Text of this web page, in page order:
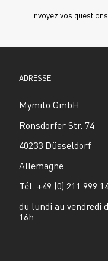
Envoyez vos
ADRESSE
Mymito GmbH
Ronsdorfer Str. 74
40233 Düsseldorf
Allemagne
Tél. +49 (0) 211 999
du lundi au vendredi
16h